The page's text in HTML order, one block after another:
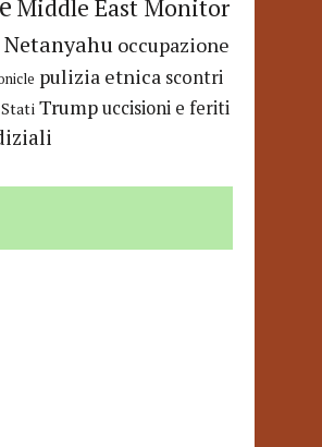
Middle East Monitor
Netanyahu occupazione
pulizia etnica scontri
Trumpuccisioni e feriti